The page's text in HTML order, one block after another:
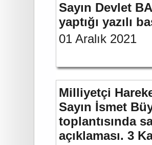
Sayın Devlet
yaptığı yazılı
01 Aralık 2021
Milliyetçi
Sayın İsmet
toplantısında
açıklaması. 3